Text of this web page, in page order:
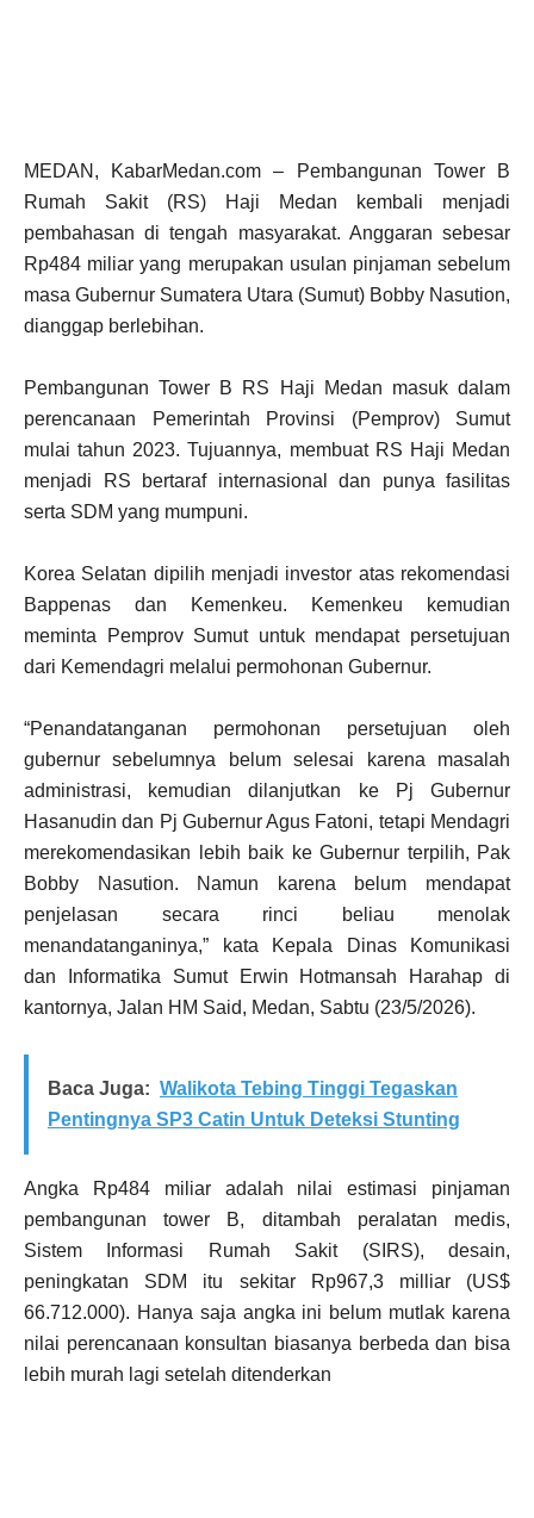
MEDAN, KabarMedan.com – Pembangunan Tower B
Rumah Sakit (RS) Haji Medan kembali menjadi
pembahasan di tengah masyarakat. Anggaran sebesar
Rp484 miliar yang merupakan usulan pinjaman sebelum
masa Gubernur Sumatera Utara (Sumut) Bobby Nasution,
dianggap berlebihan.
Pembangunan Tower B RS Haji Medan masuk dalam
perencanaan Pemerintah Provinsi (Pemprov) Sumut
mulai tahun 2023. Tujuannya, membuat RS Haji Medan
menjadi RS bertaraf internasional dan punya fasilitas
serta SDM yang mumpuni.
Korea Selatan dipilih menjadi investor atas rekomendasi
Bappenas dan Kemenkeu. Kemenkeu kemudian
meminta Pemprov Sumut untuk mendapat persetujuan
dari Kemendagri melalui permohonan Gubernur.
“Penandatanganan permohonan persetujuan oleh
gubernur sebelumnya belum selesai karena masalah
administrasi, kemudian dilanjutkan ke Pj Gubernur
Hasanudin dan Pj Gubernur Agus Fatoni, tetapi Mendagri
merekomendasikan lebih baik ke Gubernur terpilih, Pak
Bobby Nasution. Namun karena belum mendapat
penjelasan secara rinci beliau menolak
menandatanganinya,” kata Kepala Dinas Komunikasi
dan Informatika Sumut Erwin Hotmansah Harahap di
kantornya, Jalan HM Said, Medan, Sabtu (23/5/2026).
Baca Juga: Walikota Tebing Tinggi Tegaskan
Pentingnya SP3 Catin Untuk Deteksi Stunting
Angka Rp484 miliar adalah nilai estimasi pinjaman
pembangunan tower B, ditambah peralatan medis,
Sistem Informasi Rumah Sakit (SIRS), desain,
peningkatan SDM itu sekitar Rp967,3 milliar (US$
66.712.000). Hanya saja angka ini belum mutlak karena
nilai perencanaan konsultan biasanya berbeda dan bisa
lebih murah lagi setelah ditenderkan